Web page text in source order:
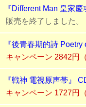
『Different Man 皇家
販売を終了しました。
『後青春期的詩
キャンペーン 2842円
『戦神 電視原声帯』
キャンペーン 1727円